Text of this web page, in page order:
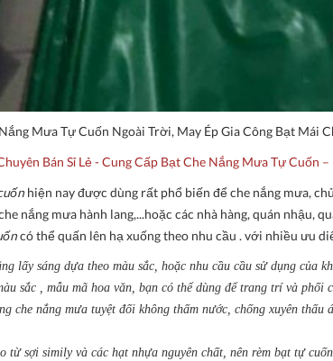
Mưa Tự Cuốn Ngoài Trời, May Ép Gia Công Bạt Mái
Bán Sỉ Lẻ - Cung Cấp Bạt Che Nắng Mưa Tự Cuốn
hiện nay được dùng rất phổ biến để che nắng mưa,
nắng mưa hành lang,...hoặc các nhà hàng, quán nhậu,
có thể quấn lên hạ xuống theo nhu cầu . với nhiều ưu
lấy sáng dựa theo màu sắc, hoặc nhu cầu cầu sử dụng của
sắc , mẫu mã hoa văn, bạn có thể dùng để trang trí và phối
che nắng mưa tuyệt đối không thấm nước, chống xuyên
từ sợi simily và các hạt nhựa nguyên chất, nên rèm bạt tự